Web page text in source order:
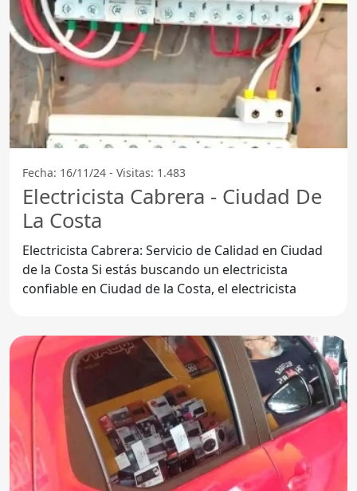
Fecha: 16/11/24 - Visitas: 1.483
Electricista Cabrera - Ciudad De
La Costa
Electricista Cabrera: Servicio de Calidad en Ciudad
de la Costa Si estás buscando un electricista
confiable en Ciudad de la Costa, el electricista